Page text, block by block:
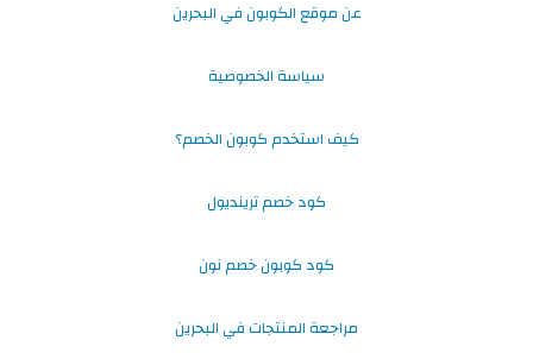
عن موقع الكوبون في البحرين
سياسة الخصوصية
كيف استخدم كوبون الخصم؟
كود خصم ترينديول
كود كوبون خصم نون
مراجعة المنتجات في البحرين